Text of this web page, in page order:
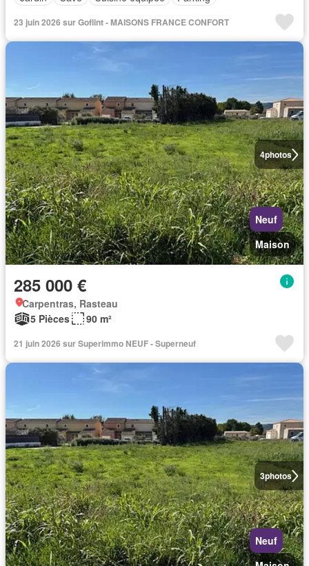
23 juin 2026 sur Goflint - MAISONS FRANCE CONFORT
4photos
Neuf
Maison
285 000 €
Carpentras, Rasteau
5 Pièces
90 m²
21 juin 2026 sur Superimmo NEUF - Superneuf
3photos
Neuf